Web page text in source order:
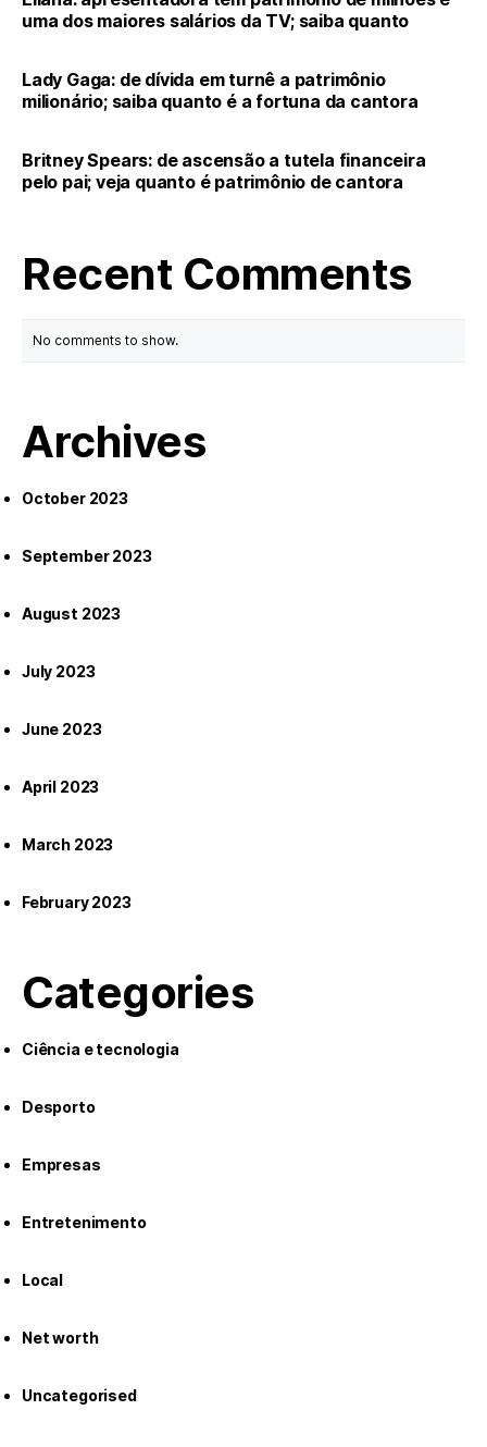
uma dos maiores salários da TV; saiba quanto
Lady Gaga: de dívida em turnê a patrimônio
milionário; saiba quanto é a fortuna da cantora
Britney Spears: de ascensão a tutela financeira
pelo pai; veja quanto é patrimônio de cantora
Recent Comments
No comments to show.
Archives
October 2023
September 2023
August 2023
July 2023
June 2023
April 2023
March 2023
February 2023
Categories
Ciência e tecnologia
Desporto
Empresas
Entretenimento
Local
Net worth
Uncategorised